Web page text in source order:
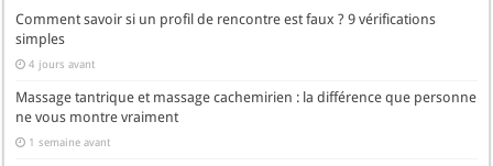
Comment savoir si un profil de rencontre est faux ? 9 vérifications
simples
4 jours avant
Massage tantrique et massage cachemirien : la différence que personne
ne vous montre vraiment
1 semaine avant